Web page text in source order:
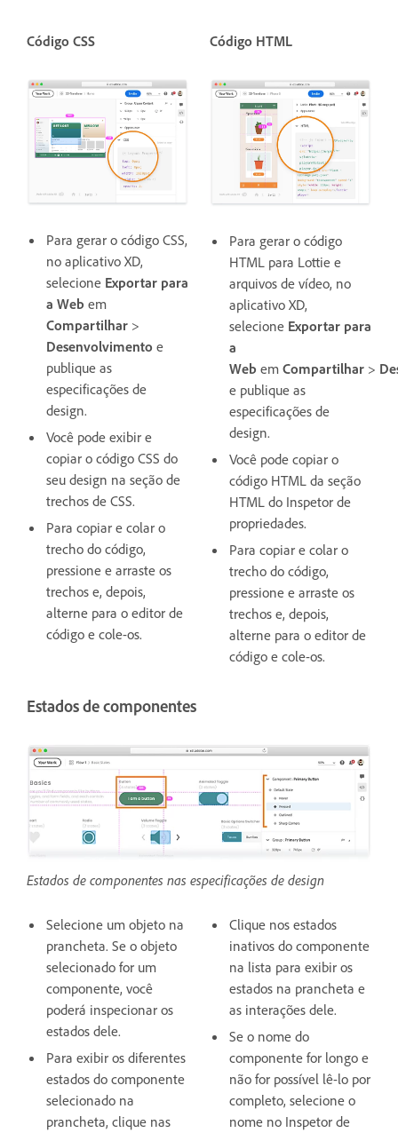
Código CSS
Para gerar o código CSS,
no aplicativo XD,
selecione Exportar para
a Web em
Compartilhar >
Desenvolvimento e
publique as
especificações de
design.
Você pode exibir e
copiar o código CSS do
seu design na seção de
trechos de CSS.
Para copiar e colar o
trecho do código,
pressione e arraste os
trechos e, depois,
alterne para o editor de
código e cole-os.
Código HTML
Para gerar o código
HTML para Lottie e
arquivos de vídeo, no
aplicativo XD,
selecione Exportar para
a
Web em Compartilhar >
e publique as
especificações de
design.
Você pode copiar o
código HTML da seção
HTML do Inspetor de
propriedades.
Para copiar e colar o
trecho do código,
pressione e arraste os
trechos e, depois,
alterne para o editor de
código e cole-os.
Estados de componentes
Estados de componentes nas especificações de design
Selecione um objeto na
prancheta. Se o objeto
selecionado for um
componente, você
poderá inspecionar os
estados dele.
Para exibir os diferentes
estados do componente
selecionado na
prancheta, clique nas
Clique nos estados
inativos do componente
na lista para exibir os
estados na prancheta e
as interações dele.
Se o nome do
componente for longo e
não for possível lê-lo por
completo, selecione o
nome no Inspetor de